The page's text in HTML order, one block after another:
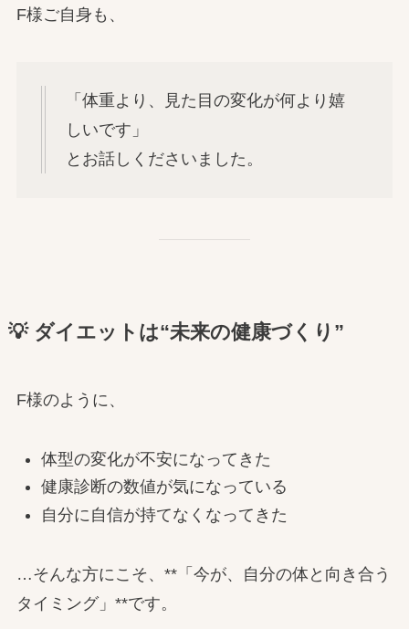
F様ご自身も、
「体重より、見た目の変化が何より嬉
しいです」
とお話しくださいました。
💡 ダイエットは“未来の健康づくり”
F様のように、
体型の変化が不安になってきた
健康診断の数値が気になっている
自分に自信が持てなくなってきた
…そんな方にこそ、**「今が、自分の体と向き合う
タイミング」**です。